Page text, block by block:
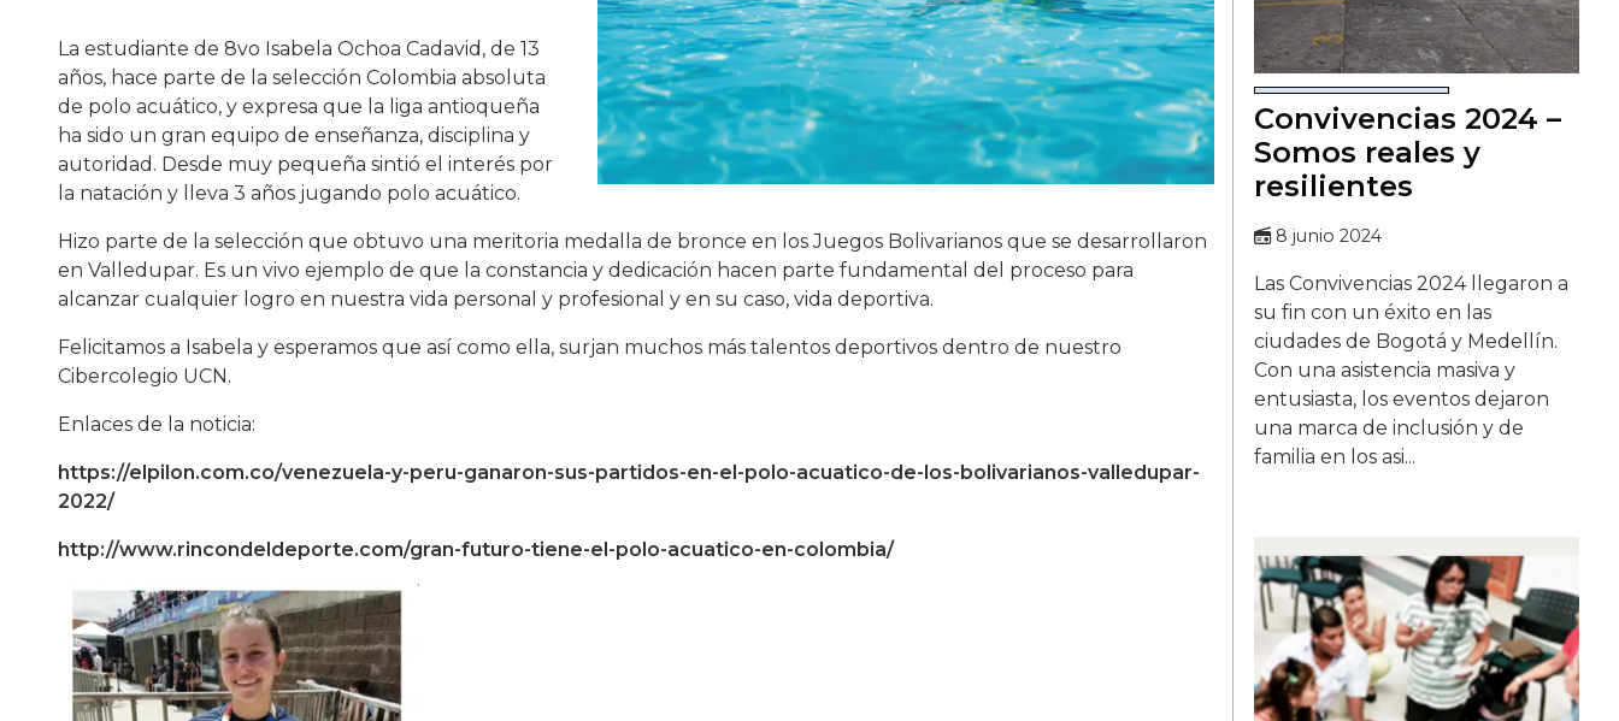
La estudiante de 8vo Isabela Ochoa Cadavid, de 13
años, hace parte de la selección Colombia absoluta
de polo acuático, y expresa que la liga antioqueña
ha sido un gran equipo de enseñanza, disciplina y
autoridad. Desde muy pequeña sintió el interés por
la natación y lleva 3 años jugando polo acuático.
Hizo parte de la selección que obtuvo una meritoria medalla de bronce en los Juegos Bolivarianos que se desarrollaron
en Valledupar. Es un vivo ejemplo de que la constancia y dedicación hacen parte fundamental del proceso para
alcanzar cualquier logro en nuestra vida personal y profesional y en su caso, vida deportiva.
Felicitamos a Isabela y esperamos que así como ella, surjan muchos más talentos deportivos dentro de nuestro
Cibercolegio UCN.
Enlaces de la noticia:
https://elpilon.com.co/venezuela-y-peru-ganaron-sus-partidos-en-el-polo-acuatico-de-los-bolivarianos-valledupar-
2022/
http://www.rincondeldeporte.com/gran-futuro-tiene-el-polo-acuatico-en-colombia/
Convivencias 2024 –
Somos reales y
resilientes
8 junio 2024
Las Convivencias 2024 llegaron a
su fin con un éxito en las
ciudades de Bogotá y Medellín.
Con una asistencia masiva y
entusiasta, los eventos dejaron
una marca de inclusión y de
familia en los asi...